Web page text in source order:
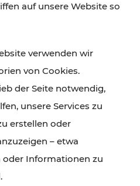
zu Fahrplanänderungen,
auf unsere Website so
verwenden wir
von Cookies.
der Seite notwendig,
unsere Services zu
erstellen oder
– etwa
Informationen zu